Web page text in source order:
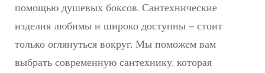
помощью душевых боксов. Сантехнические
изделия любимы и широко доступны – стоит
только оглянуться вокруг. Мы поможем вам
выбрать современную сантехнику, которая